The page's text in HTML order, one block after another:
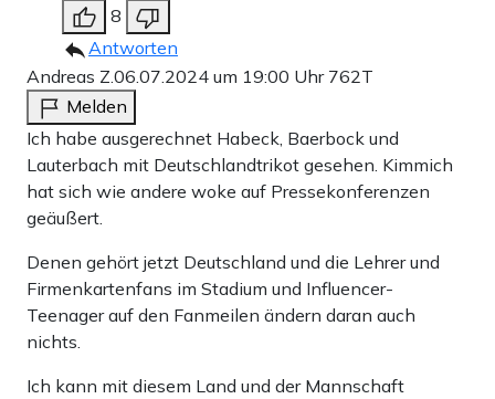
8
Antworten
Andreas Z. 06.07.2024 um 19:00 Uhr 762T
Melden
Ich habe ausgerechnet Habeck, Baerbock und
Lauterbach mit Deutschlandtrikot gesehen. Kimmich
hat sich wie andere woke auf Pressekonferenzen
geäußert.
Denen gehört jetzt Deutschland und die Lehrer und
Firmenkartenfans im Stadium und Influencer-
Teenager auf den Fanmeilen ändern daran auch
nichts.
Ich kann mit diesem Land und der Mannschaft